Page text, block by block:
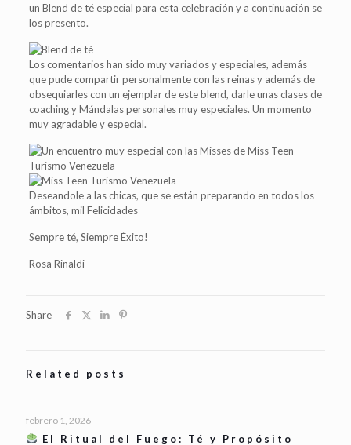
un Blend de té especial para esta celebración y a continuación se
los presento.
Los comentarios han sido muy variados y especiales, además
que pude compartir personalmente con las reinas y además de
obsequiarles con un ejemplar de este blend, darle unas clases de
coaching y Mándalas personales muy especiales. Un momento
muy agradable y especial.
Deseandole a las chicas, que se están preparando en todos los
ámbitos, mil Felicidades
Sempre té, Siempre Éxito!
Rosa Rinaldi
Share
Related posts
febrero 1, 2026
El Ritual del Fuego: Té y Propósito